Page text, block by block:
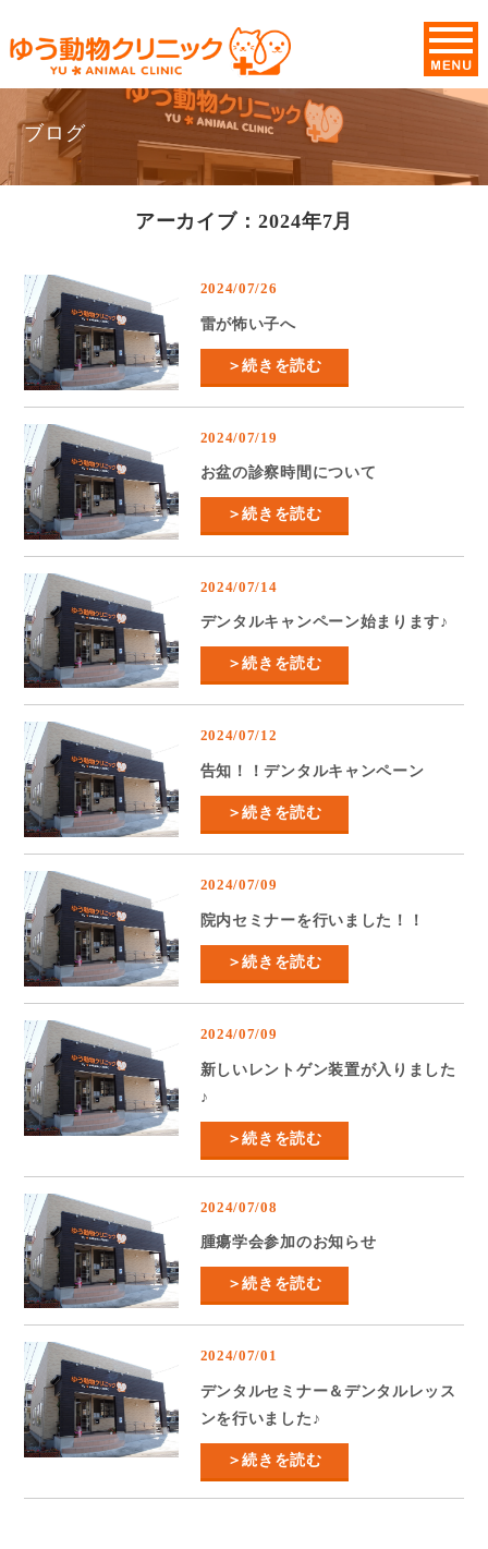
ブログ
アーカイブ：2024年7月
2024/07/26
雷が怖い子へ
＞続きを読む
2024/07/19
お盆の診察時間について
＞続きを読む
2024/07/14
デンタルキャンペーン始まります♪
＞続きを読む
2024/07/12
告知！！デンタルキャンペーン
＞続きを読む
2024/07/09
院内セミナーを行いました！！
＞続きを読む
2024/07/09
新しいレントゲン装置が入りました
♪
＞続きを読む
2024/07/08
腫瘍学会参加のお知らせ
＞続きを読む
2024/07/01
デンタルセミナー＆デンタルレッス
ンを行いました♪
＞続きを読む